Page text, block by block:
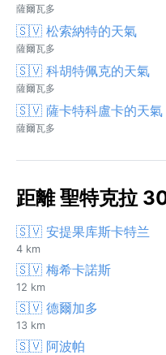
薩爾瓦多
🇸🇻 松索納特的天氣
薩爾瓦多
🇸🇻 科胡特佩克的天氣
薩爾瓦多
🇸🇻 薩卡特科盧卡的天氣
薩爾瓦多
距離 聖特克拉
🇸🇻 安提果库斯卡特兰
4 km
🇸🇻 梅希卡諾斯
12 km
🇸🇻 德爾加多
13 km
🇸🇻 阿波帕